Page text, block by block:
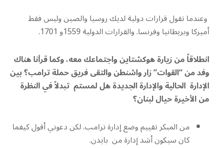
وعندما تقول قرارات دولية لديك روسيا والصين وليس فقط
أميركا وبريطانيا وفرنسا. والقرارات الدولية 1559و 1701.
انطلاقاً من زيارة هوكشتاين واجتماعك معه، وكما قرأنا هناك
وفد من “القوات” زار واشنطن والتقى فريق حملة ترامب؟ بين
الإدارة الحالية والإدارة الجديدة هل لمستم تبدلاً في النظرة
من الأخيرة حيال لبنان؟
من المبكر تقييم وضع إدارة ترامب. لكن دعوني أقول كيفما
كان سيكون أشد إدارة من بايدن.